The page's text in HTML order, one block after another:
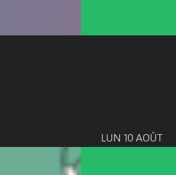
LUN 10 AOÛT